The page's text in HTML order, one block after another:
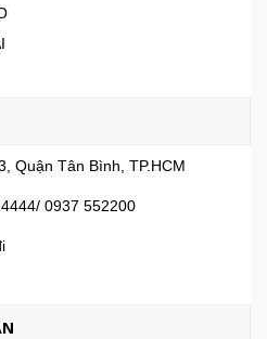
Quận Tân Bình, TP.HCM
0937 552200